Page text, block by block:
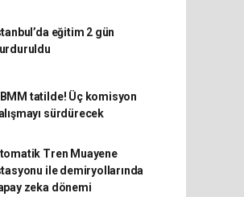
eğitim 2 gün
tatilde! Üç komisyon
sürdürecek
Tren Muayene
ile demiryollarında
zeka dönemi